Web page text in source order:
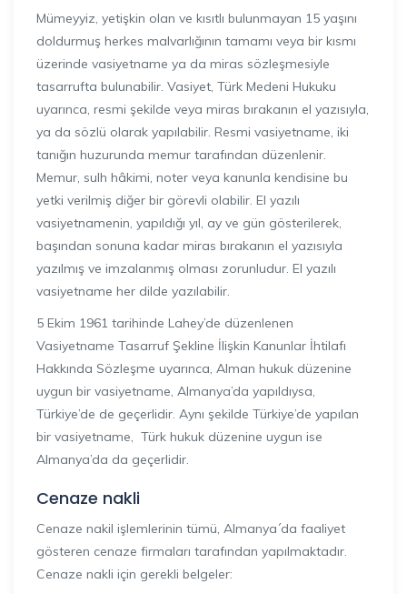
Mümeyyiz, yetişkin olan ve kısıtlı bulunmayan 15 yaşını
doldurmuş herkes malvarlığının tamamı veya bir kısmı
üzerinde vasiyetname ya da miras sözleşmesiyle
tasarrufta bulunabilir. Vasiyet, Türk Medeni Hukuku
uyarınca, resmi şekilde veya miras bırakanın el yazısıyla,
ya da sözlü olarak yapılabilir. Resmi vasiyetname, iki
tanığın huzurunda memur tarafından düzenlenir.
Memur, sulh hâkimi, noter veya kanunla kendisine bu
yetki verilmiş diğer bir görevli olabilir. El yazılı
vasiyetnamenin, yapıldığı yıl, ay ve gün gösterilerek,
başından sonuna kadar miras bırakanın el yazısıyla
yazılmış ve imzalanmış olması zorunludur. El yazılı
vasiyetname her dilde yazılabilir.
5 Ekim 1961 tarihinde Lahey’de düzenlenen
Vasiyetname Tasarruf Şekline İlişkin Kanunlar İhtilafı
Hakkında Sözleşme uyarınca, Alman hukuk düzenine
uygun bir vasiyetname, Almanya’da yapıldıysa,
Türkiye’de de geçerlidir. Aynı şekilde Türkiye’de yapılan
bir vasiyetname, Türk hukuk düzenine uygun ise
Almanya’da da geçerlidir.
Cenaze nakli
Cenaze nakil işlemlerinin tümü, Almanya´da faaliyet
gösteren cenaze firmaları tarafından yapılmaktadır.
Cenaze nakli için gerekli belgeler: